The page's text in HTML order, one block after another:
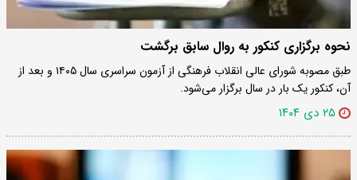
نحوه برگزاری کنکور به روال سابق برگشت
طبق مصوبه شورای عالی انقلاب فرهنگی از آزمون سراسری سال ۱۴۰۵ و بعد از
آن، کنکور یک بار در سال برگزار می‌شود.
۲۵ دی ۱۴۰۴